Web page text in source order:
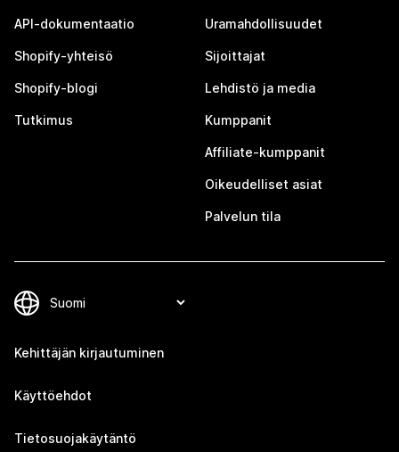
API-dokumentaatio
Shopify-yhteisö
Shopify-blogi
Tutkimus
Uramahdollisuudet
Sijoittajat
Lehdistö ja media
Kumppanit
Affiliate-kumppanit
Oikeudelliset asiat
Palvelun tila
Kehittäjän kirjautuminen
Käyttöehdot
Tietosuojakäytäntö